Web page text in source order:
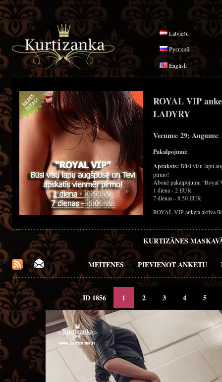
Latviešu
Русский
English
ROYAL VIP
LADYRY
Vecums: 29;
Pakalpojumi:
Apraksts: Būsi visu lapu
pirmo!
Abonē pakalpojumu “Royal
1 diena - 2 EUR
7 dienas - 8.50 EUR
ROYAL VIP anketa aktīva
KURTIZĀNES
MEITENES PIEVIENOT ANKETU
ID 1856 1 2 3 4 5